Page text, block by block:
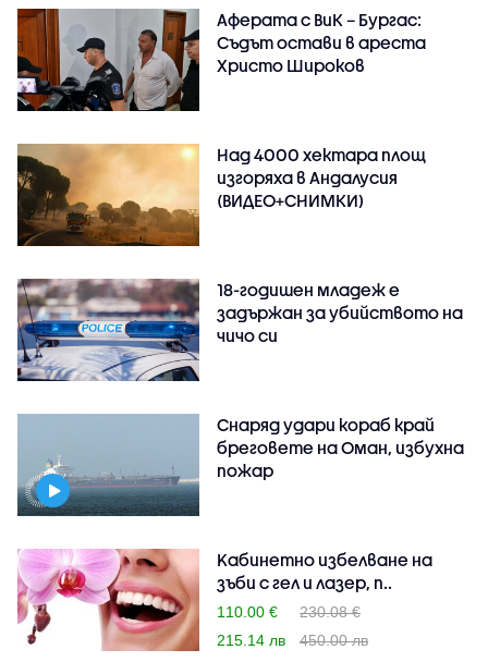
Аферата с ВиК – Бургас:
Съдът остави в ареста
Христо Широков
Над 4000 хектара площ
изгоряха в Андалусия
(ВИДЕО+СНИМКИ)
18-годишен младеж е
задържан за убийството на
чичо си
Снаряд удари кораб край
бреговете на Оман, избухна
пожар
Kабинетно избелване на
зъби с гел и лазер, п..
110.00 €
230.08 €
215.14 лв
450.00 лв